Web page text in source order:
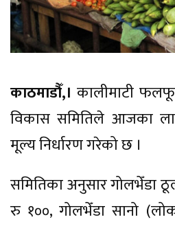
काठमाडौँ,। कालीमाटी
विकास समितिले आजका
मूल्य निर्धारण गरेको छ ।
समितिका अनुसार गोलभेँडा
रु १००, गोलभेँडा सानो